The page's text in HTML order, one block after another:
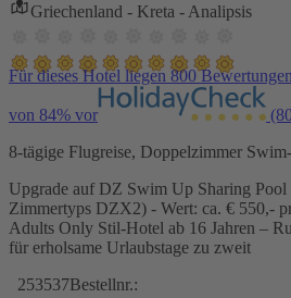
Griechenland - Kreta - Analipsis
Für dieses Hotel liegen 800
von 84% vor
8-tägige Flugreise, Doppelzimmer
Upgrade auf DZ Swim Up Sharing Pool
Zimmertyps DZX2) - Wert: ca. € 550,-
Adults Only Stil-Hotel ab 16 Jahren –
für erholsame Urlaubstage zu zweit
253537Bestellnr.: